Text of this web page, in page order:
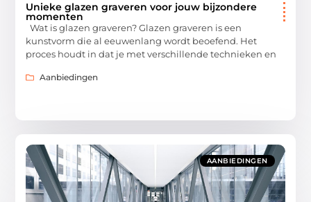
Unieke glazen graveren voor jouw bijzondere
momenten
Wat is glazen graveren? Glazen graveren is een
kunstvorm die al eeuwenlang wordt beoefend. Het
proces houdt in dat je met verschillende technieken en
Aanbiedingen
AANBIEDINGEN